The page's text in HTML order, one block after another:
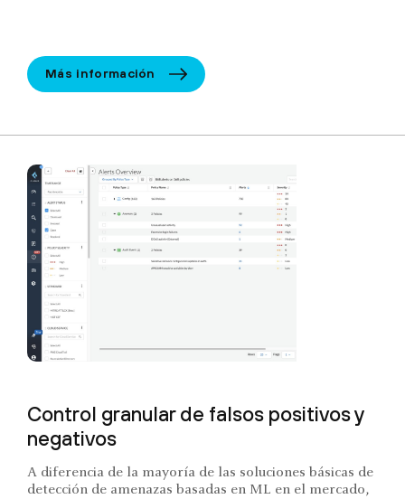
Más información
Control granular de falsos positivos y
negativos
A diferencia de la mayoría de las soluciones básicas de
detección de amenazas basadas en ML en el mercado,